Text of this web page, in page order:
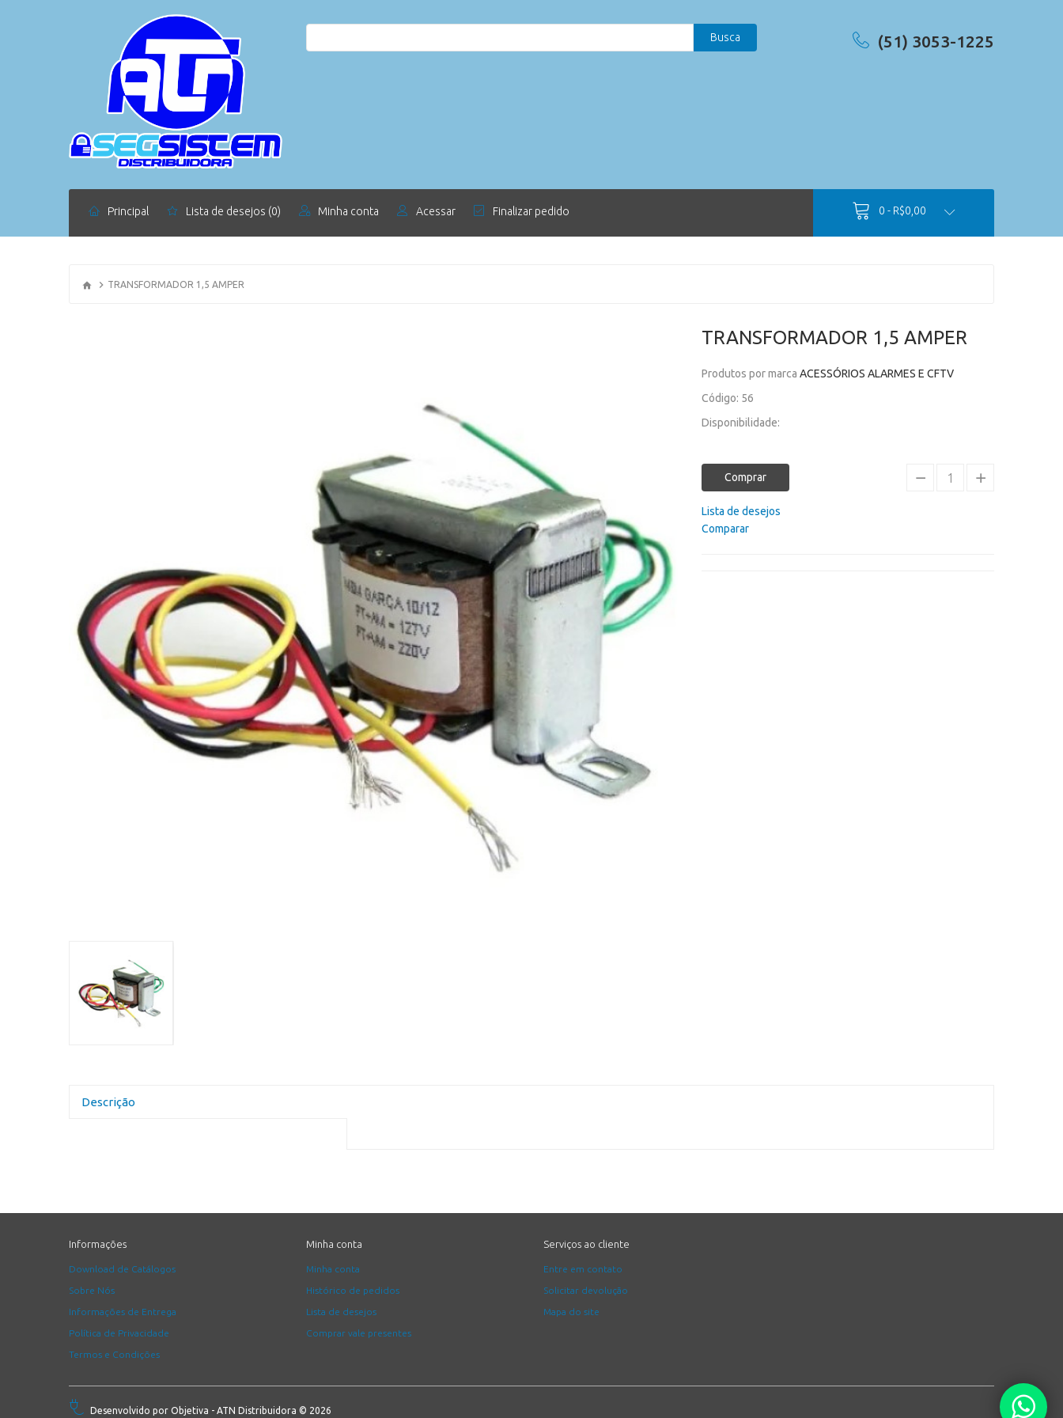
(51) 3053-1225
Busca
Principal Lista de desejos (0) Minha conta Acessar Finalizar pedido 0 - R$0,00
TRANSFORMADOR 1,5 AMPER
TRANSFORMADOR 1,5 AMPER
Produtos por marca ACESSÓRIOS ALARMES E CFTV
Código: 56
Disponibilidade:
Comprar
Lista de desejos
Comparar
Descrição
Informações
Download de Catálogos
Sobre Nós
Informações de Entrega
Política de Privacidade
Termos e Condições
Minha conta
Minha conta
Histórico de pedidos
Lista de desejos
Comprar vale presentes
Serviços ao cliente
Entre em contato
Solicitar devolução
Mapa do site
Desenvolvido por Objetiva - ATN Distribuidora © 2026